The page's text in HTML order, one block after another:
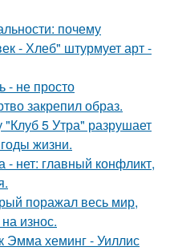
почему
- Хлеб" штурмует арт -
- не просто
закрепил образ.
5 Утра" разрушает
жизни.
- нет: главный конфликт,
поражал весь мир,
износ.
Эмма хеминг - Уиллис